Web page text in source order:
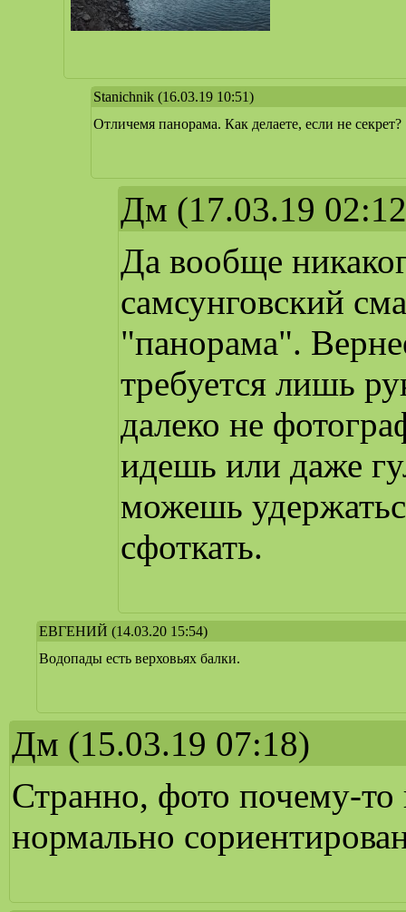
Stanichnik (16.03.19 10:51)
Отличемя панорама. Как делаете, если не секрет?
Дм (17.03.19
Да вообще
самсунговский
"панорама".
требуется лишь
далеко не
идешь или даже
можешь
сфоткать.
ЕВГЕНИЙ (14.03.20 15:54)
Водопады есть верховьях балки.
Дм (15.03.19 07:18)
Странно, фото почему-то
нормально